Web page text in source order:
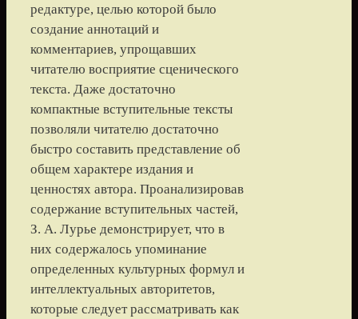
редактуре, целью которой было
создание аннотаций и
комментариев, упрощавших
читателю восприятие сценического
текста. Даже достаточно
компактные вступительные тексты
позволяли читателю достаточно
быстро составить представление об
общем характере издания и
ценностях автора. Проанализировав
содержание вступительных частей,
З. А. Лурье демонстрирует, что в
них содержалось упоминание
определенных культурных формул и
интеллектуальных авторитетов,
которые следует рассматривать как